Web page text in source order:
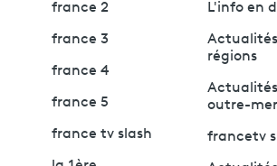
france 2
france 3
france 4
france 5
france tv slash
L'info en
régions
outre-mer
francetv